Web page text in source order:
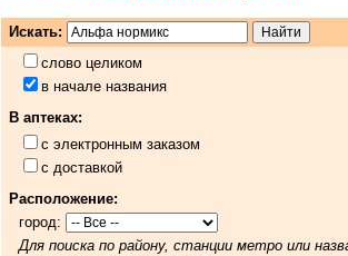
Искать:
слово целиком
в начале названия
В аптеках:
с электронным заказом
с доставкой
Расположение:
город:
Для поиска по району, станции метро или